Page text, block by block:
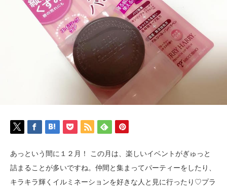
あっという間に１２月！ この月は、楽しいイベントがぎゅっと
詰まることが多いですね。仲間と集まってパーティーをしたり、
キラキラ輝くイルミネーションを好きな人と見に行ったり♡プラ